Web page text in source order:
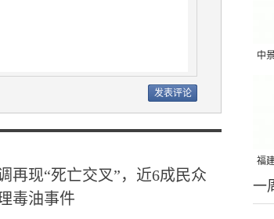
再现“死亡交叉”，近6成民众
毒油事件
中
吨
福
国
一